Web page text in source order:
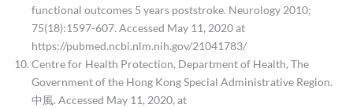
functional outcomes 5 years poststroke. Neurology 2010;
75(18):1597-607. Accessed May 11, 2020 at
https://pubmed.ncbi.nlm.nih.gov/21041783/
Centre for Health Protection, Department of Health, The
Government of the Hong Kong Special Administrative Region.
中風. Accessed May 11, 2020, at